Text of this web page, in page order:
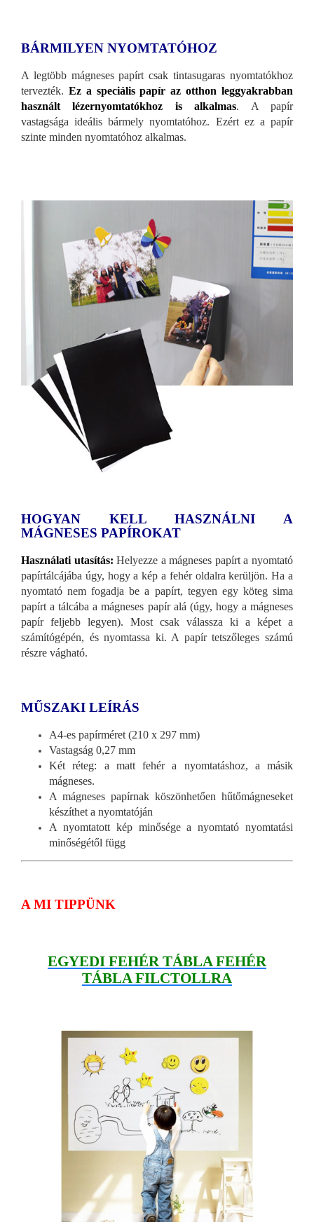
BÁRMILYEN NYOMTATÓHOZ
A legtöbb mágneses papírt csak tintasugaras nyomtatókhoz
tervezték. Ez a speciális papír az otthon leggyakrabban
használt lézernyomtatókhoz is alkalmas. A papír
vastagsága ideális bármely nyomtatóhoz. Ezért ez a papír
szinte minden nyomtatóhoz alkalmas.
HOGYAN KELL HASZNÁLNI A
MÁGNESES PAPÍROKAT
Használati utasítás: Helyezze a mágneses papírt a nyomtató
papírtálcájába úgy, hogy a kép a fehér oldalra kerüljön. Ha a
nyomtató nem fogadja be a papírt, tegyen egy köteg sima
papírt a tálcába a mágneses papír alá (úgy, hogy a mágneses
papír feljebb legyen). Most csak válassza ki a képet a
számítógépén, és nyomtassa ki. A papír tetszőleges számú
részre vágható.
MŰSZAKI LEÍRÁS
A4-es papírméret (210 x 297 mm)
Vastagság 0,27 mm
Két réteg: a matt fehér a nyomtatáshoz, a másik
mágneses.
A mágneses papírnak köszönhetően hűtőmágneseket
készíthet a nyomtatóján
A nyomtatott kép minősége a nyomtató nyomtatási
minőségétől függ
A MI TIPPÜNK
EGYEDI FEHÉR TÁBLA FEHÉR
TÁBLA FILCTOLLRA